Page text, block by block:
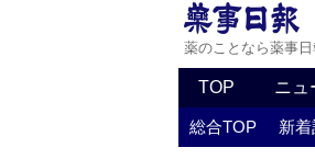
薬のことなら薬事
TOP ニュ
総合TOP 新